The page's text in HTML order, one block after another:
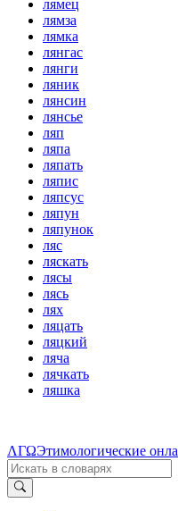
лямец
лямза
лямка
лянгас
лянги
ляник
лянсин
лянсье
ляп
ляпа
ляпать
ляпис
ляпсус
ляпун
ляпунок
ляс
ляскать
лясы
лясь
лях
ляцать
ляцкий
ляча
лячкать
ляшка
ΛΓΩЭтимологические